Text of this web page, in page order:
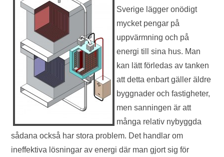
Sverige lägger onödigt
mycket pengar på
uppvärmning och på
energi till sina hus. Man
kan lätt förledas av tanken
att detta enbart gäller äldre
byggnader och fastigheter,
men sanningen är att
många relativ nybyggda
sådana också har stora problem. Det handlar om
ineffektiva lösningar av energi där man gjort sig för